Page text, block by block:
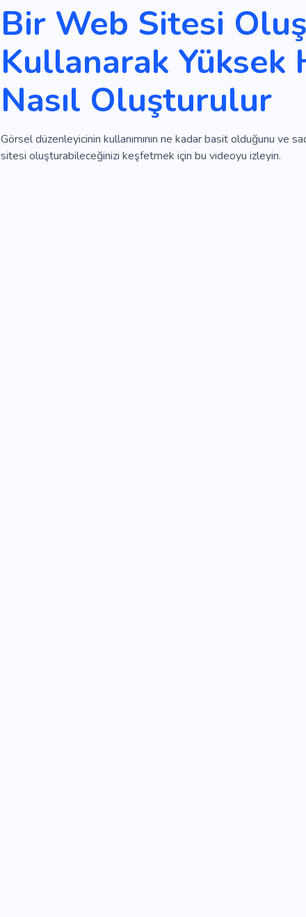
Bir Web Sitesi
Kullanarak Yüksek
Nasıl Oluşturulur
Görsel düzenleyicinin kullanımının ne kadar basit olduğunu ve
sitesi oluşturabileceğinizi keşfetmek için bu videoyu izleyin.